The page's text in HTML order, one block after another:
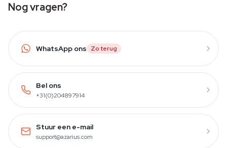
Nog vragen?
WhatsApp ons Zo terug
Bel ons
+31(0)204897914
Stuur een e-mail
support@azarius.com